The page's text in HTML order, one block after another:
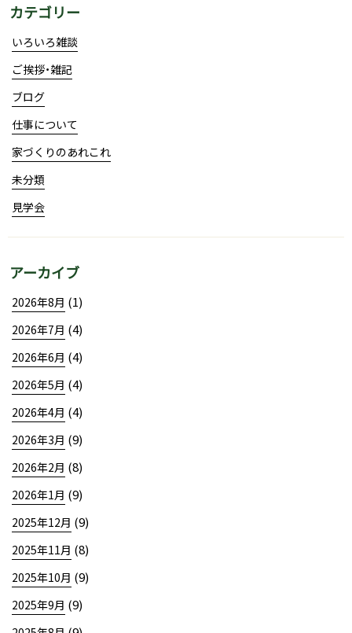
カテゴリー
いろいろ雑談
ご挨拶・雑記
ブログ
仕事について
家づくりのあれこれ
未分類
見学会
アーカイブ
2026年8月 (1)
2026年7月 (4)
2026年6月 (4)
2026年5月 (4)
2026年4月 (4)
2026年3月 (9)
2026年2月 (8)
2026年1月 (9)
2025年12月 (9)
2025年11月 (8)
2025年10月 (9)
2025年9月 (9)